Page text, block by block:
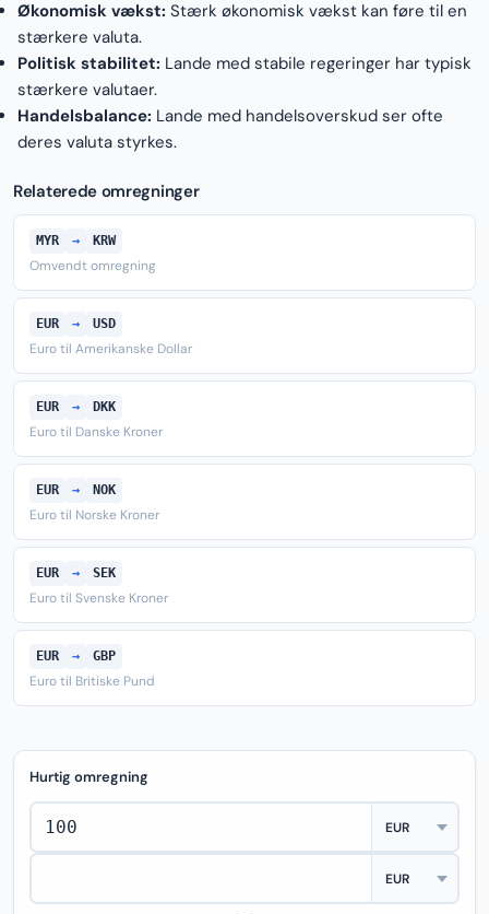
Økonomisk vækst: Stærk økonomisk vækst kan føre til en
stærkere valuta.
Politisk stabilitet: Lande med stabile regeringer har typisk
stærkere valutaer.
Handelsbalance: Lande med handelsoverskud ser ofte
deres valuta styrkes.
Relaterede omregninger
MYR → KRW
Omvendt omregning
EUR → USD
Euro til Amerikanske Dollar
EUR → DKK
Euro til Danske Kroner
EUR → NOK
Euro til Norske Kroner
EUR → SEK
Euro til Svenske Kroner
EUR → GBP
Euro til Britiske Pund
Hurtig omregning